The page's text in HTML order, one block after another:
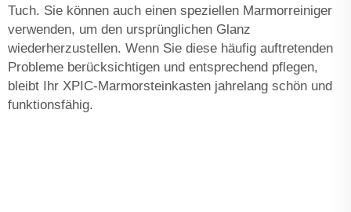
Tuch. Sie können auch einen speziellen Marmorreiniger
verwenden, um den ursprünglichen Glanz
wiederherzustellen. Wenn Sie diese häufig auftretenden
Probleme berücksichtigen und entsprechend pflegen,
bleibt Ihr XPIC-Marmorsteinkasten jahrelang schön und
funktionsfähig.